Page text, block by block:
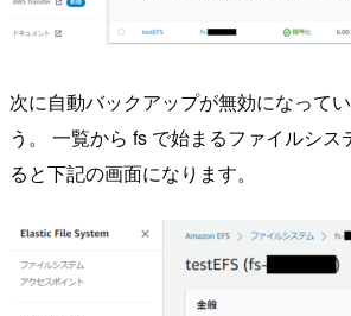
次に自動バックアップが無効になって
う。 一覧から fs で始まるファイルシス
ると下記の画面になります。